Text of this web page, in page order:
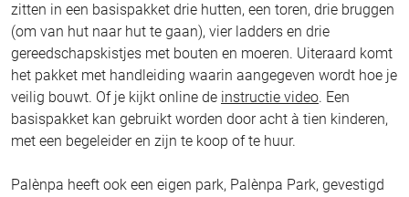
zitten in een basispakket drie hutten, een toren, drie bruggen
(om van hut naar hut te gaan), vier ladders en drie
gereedschapskistjes met bouten en moeren. Uiteraard komt
het pakket met handleiding waarin aangegeven wordt hoe je
veilig bouwt. Of je kijkt online de instructie video. Een
basispakket kan gebruikt worden door acht à tien kinderen,
met een begeleider en zijn te koop of te huur.
Palènpa heeft ook een eigen park, Palènpa Park, gevestigd